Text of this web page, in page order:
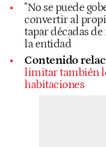
"No se puede
convertir al
tapar décadas
la entidad
Contenido
limitar también
habitaciones